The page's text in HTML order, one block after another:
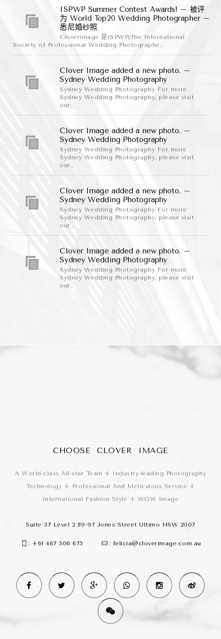
ISPWP Summer Contest Awards! – 被评
为 World Top20 Wedding Photographer –
悉尼婚纱照
Cloverimage 是ISPWP(The International
Society of Professional Wedding Photographe..
Clover Image added a new photo. –
Sydney Wedding Photography
Sydney Wedding Photography For more
Sydney Wedding Photography, please visit
our..
Clover Image added a new photo. –
Sydney Wedding Photography
Sydney Wedding Photography For more
Sydney Wedding Photography, please visit
our..
Clover Image added a new photo. –
Sydney Wedding Photography
Sydney Wedding Photography For more
Sydney Wedding Photography, please visit
our..
Clover Image added a new photo. –
Sydney Wedding Photography
Sydney Wedding Photography For more
Sydney Wedding Photography, please visit
our..
CHOOSE CLOVER IMAGE
A World-class All-star Team + Industry-leading Photography
Technology + Professional And Meticulous Service +
International Fashion Style + WOW Image
Suite 37 Level 2 89-97 Jones Street Ultimo NSW 2007
: +61 467 506 675 : felicia@cloverimage.com.au